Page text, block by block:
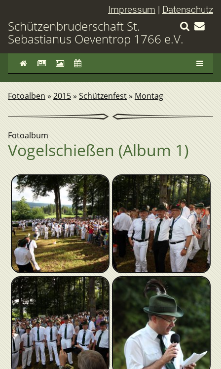
Impressum | Datenschutz
Schützenbruderschaft St.
Sebastianus Oeventrop 1766 e.V.
Fotoalben » 2015» Schützenfest» Montag
Fotoalbum
Vogelschießen (Album 1)